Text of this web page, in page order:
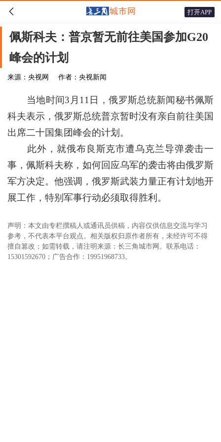
 打开APP
佩斯科夫：普京暂无前往美国参加G20
峰会的计划
来源：央视网 作者：央视新闻
当地时间3月11日，俄罗斯总统新闻秘书佩斯
科夫表示，俄罗斯总统普京暂时没有亲自前往美国
出席二十国集团峰会的计划。
此外，就俄布良斯克市遭乌克兰导弹袭击一
事，佩斯科夫称，如何回应乌军的袭击将由俄罗斯
军方决定。他强调，俄罗斯武装力量正有计划地开
展工作，特别军事行动必须取得胜利。
声明：本文由专栏撰稿人或通讯员供稿，内容仅供信息交流与学习
参考，不代表本平台观点。相关版权归原作者所有，未经许可不得
擅自篡改；如需转载，请注明来源：长三角城市网。联系电话：
15301592670；广告合作：19951968733。